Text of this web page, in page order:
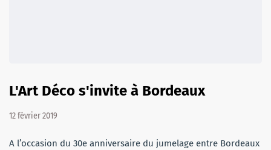
L'Art Déco s'invite à Bordeaux
12 février 2019
A l’occasion du 30e anniversaire du jumelage entre Bordeaux